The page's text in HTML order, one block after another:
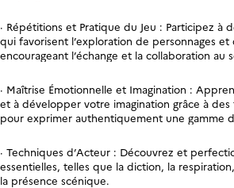
· Répétitions et Pratique du Jeu : Participez à
qui favorisent l’exploration de personnages
encourageant l’échange et la collaboration au
· Maîtrise Émotionnelle et Imagination :
et à développer votre imagination grâce à des
pour exprimer authentiquement une gamme
· Techniques d’Acteur : Découvrez et
essentielles, telles que la diction, la
la présence scénique.